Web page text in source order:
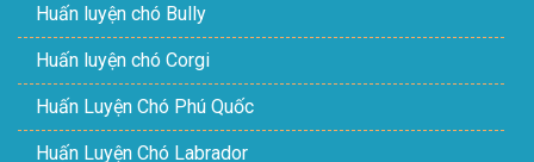
Huấn luyện chó Bully
Huấn luyện chó Corgi
Huấn Luyện Chó Phú Quốc
Huấn Luyện Chó Labrador